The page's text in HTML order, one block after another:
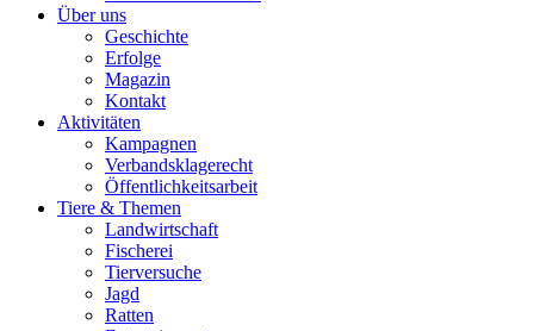
Über uns
Geschichte
Erfolge
Magazin
Kontakt
Aktivitäten
Kampagnen
Verbandsklagerecht
Öffentlichkeitsarbeit
Tiere & Themen
Landwirtschaft
Fischerei
Tierversuche
Jagd
Ratten